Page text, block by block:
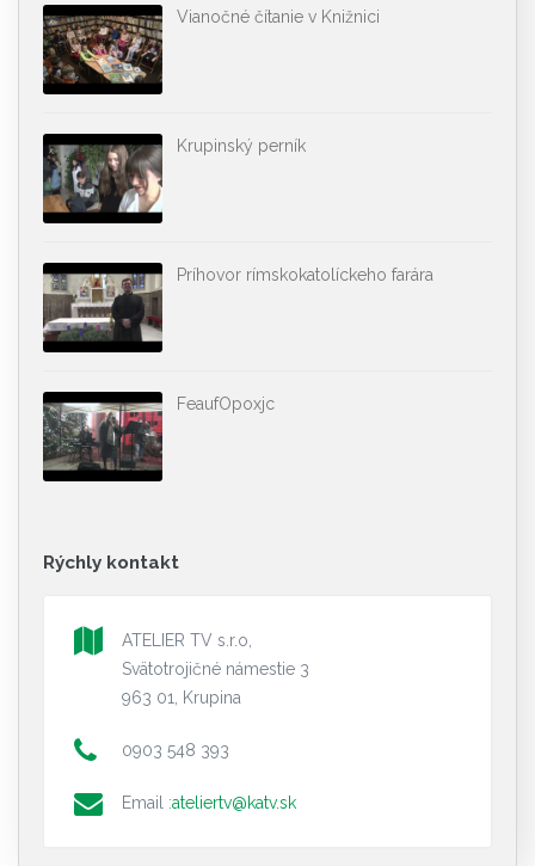
Vianočné čítanie v Knižnici
Krupinský perník
Príhovor rímskokatolíckeho farára
FeaufOpoxjc
Rýchly kontakt
ATELIER TV s.r.o,
Svätotrojičné námestie 3
963 01, Krupina
0903 548 393
Email :ateliertv@katv.sk